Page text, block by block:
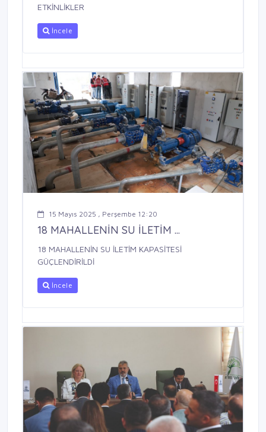
ETKİNLİKLER
İncele
15 Mayıs 2025 , Perşembe 12:20
18 MAHALLENİN SU İLETİM ...
18 MAHALLENİN SU İLETİM KAPASİTESİ
GÜÇLENDİRİLDİ
İncele